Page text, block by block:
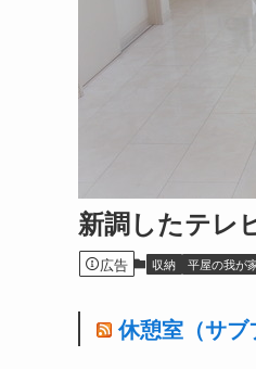
新調したテレ
広告 収納 平屋の我が
休憩室（サ